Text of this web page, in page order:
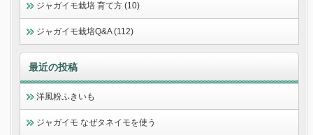
ジャガイモ栽培 育て方 (10)
ジャガイモ栽培Q&A (112)
最近の投稿
洋風粉ふきいも
ジャガイモ なぜタネイモを使う